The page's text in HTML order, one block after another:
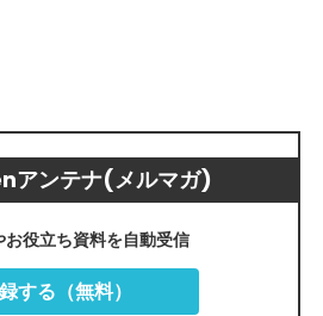
アンテナ(メルマガ)
お役立ち資料を自動受信
する（無料）